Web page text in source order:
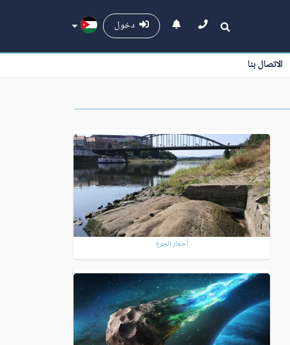
دخول
الاتصال بنا
أحجار الجوع